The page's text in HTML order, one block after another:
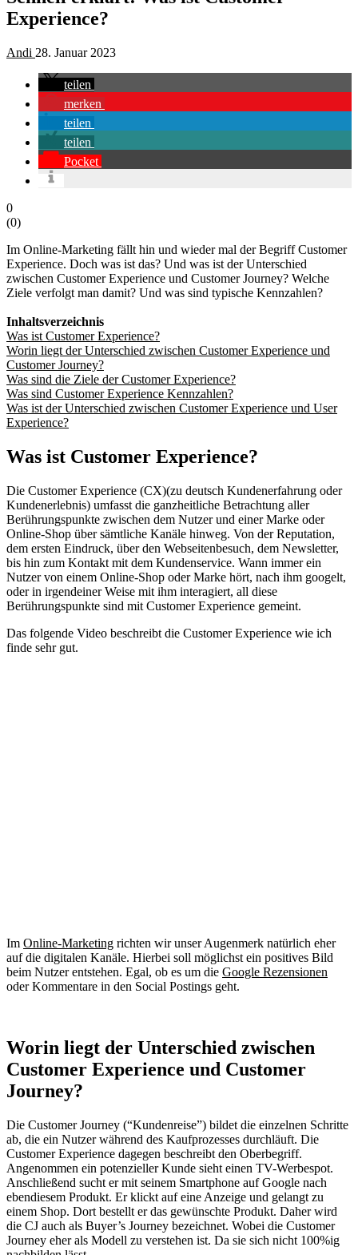
Experience?
Andi 28. Januar 2023
teilen
merken
teilen
teilen
Pocket
0
(0)
Im Online-Marketing fällt hin und wieder mal der Begriff Customer
Experience. Doch was ist das? Und was ist der Unterschied
zwischen Customer Experience und Customer Journey? Welche
Ziele verfolgt man damit? Und was sind typische Kennzahlen?
Inhaltsverzeichnis
Was ist Customer Experience?
Worin liegt der Unterschied zwischen Customer Experience und
Customer Journey?
Was sind die Ziele der Customer Experience?
Was sind Customer Experience Kennzahlen?
Was ist der Unterschied zwischen Customer Experience und User
Experience?
Was ist Customer Experience?
Die Customer Experience (CX)(zu deutsch Kundenerfahrung oder
Kundenerlebnis) umfasst die ganzheitliche Betrachtung aller
Berührungspunkte zwischen dem Nutzer und einer Marke oder
Online-Shop über sämtliche Kanäle hinweg. Von der Reputation,
dem ersten Eindruck, über den Webseitenbesuch, dem Newsletter,
bis hin zum Kontakt mit dem Kundenservice. Wann immer ein
Nutzer von einem Online-Shop oder Marke hört, nach ihm googelt,
oder in irgendeiner Weise mit ihm interagiert, all diese
Berührungspunkte sind mit Customer Experience gemeint.
Das folgende Video beschreibt die Customer Experience wie ich
finde sehr gut.
Im Online-Marketing richten wir unser Augenmerk natürlich eher
auf die digitalen Kanäle. Hierbei soll möglichst ein positives Bild
beim Nutzer entstehen. Egal, ob es um die Google Rezensionen
oder Kommentare in den Social Postings geht.
Worin liegt der Unterschied zwischen
Customer Experience und Customer
Journey?
Die Customer Journey (“Kundenreise”) bildet die einzelnen Schritte
ab, die ein Nutzer während des Kaufprozesses durchläuft. Die
Customer Experience dagegen beschreibt den Oberbegriff.
Angenommen ein potenzieller Kunde sieht einen TV-Werbespot.
Anschließend sucht er mit seinem Smartphone auf Google nach
ebendiesem Produkt. Er klickt auf eine Anzeige und gelangt zu
einem Shop. Dort bestellt er das gewünschte Produkt. Daher wird
die CJ auch als Buyer’s Journey bezeichnet. Wobei die Customer
Journey eher als Modell zu verstehen ist. Da sie sich nicht 100%ig